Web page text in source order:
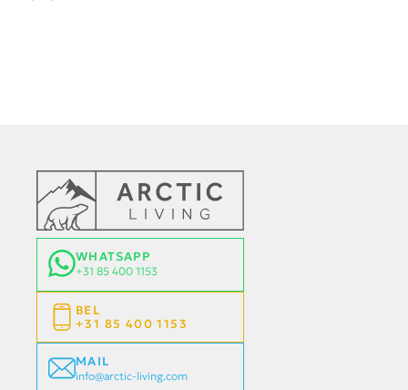
WHATSAPP
+31 85 400 1153
BEL
+31 85 400 1153
MAIL
info@arctic-living.com